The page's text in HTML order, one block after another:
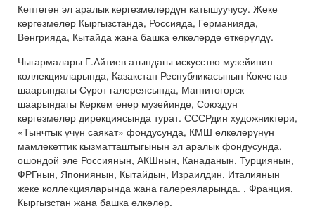
Көптөгөн эл аралык көргөзмөлөрдүн катышуучусу. Жеке
көргөзмөлөр Кыргызстанда, Россияда, Германияда,
Венгрияда, Кытайда жана башка өлкөлөрдө өткөрүлдү.
Чыгармалары Г.Айтиев атындагы искусство музейинин
коллекцияларында, Казакстан Республикасынын Кокчетав
шаарындагы Сүрөт галереясында, Магнитогорск
шаарындагы Көркөм өнөр музейинде, Союздун
көргөзмөлөр дирекциясында турат. СССРдин художниктери,
«Тынчтык үчүн саякат» фондусунда, КМШ өлкөлөрүнүн
мамлекеттик кызматташтыгынын эл аралык фондусунда,
ошондой эле Россиянын, АКШнын, Канаданын, Турциянын,
ФРГнын, Япониянын, Кытайдын, Израилдин, Италиянын
жеке коллекцияларында жана галереяларында. , Франция,
Кыргызстан жана башка өлкөлөр.